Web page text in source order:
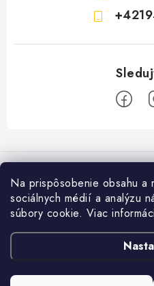
Na prispôsobenie obsahu a
sociálnych médií a analýzu
súbory cookie. Viac
á
Informácie pre vás
Ako nakupovať
Obchodné podmienky
Podmienky ochrany osobných
Facebook